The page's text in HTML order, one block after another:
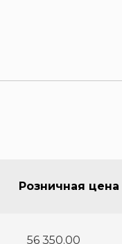
Розничная цена
56 350.00